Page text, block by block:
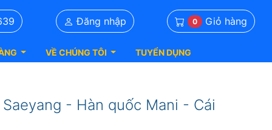
Đăng nhập 0 Giỏ hàng
VỀ CHÚNG TÔI TUYỂN DỤNG
- Hàn quốc Mani - Cái